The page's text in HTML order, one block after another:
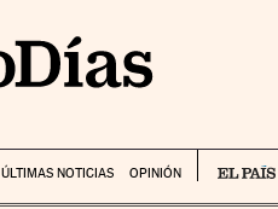
ÚLTIMAS NOTICIAS OPINIÓN